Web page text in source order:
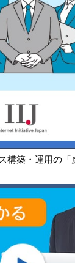
構築・運用の「